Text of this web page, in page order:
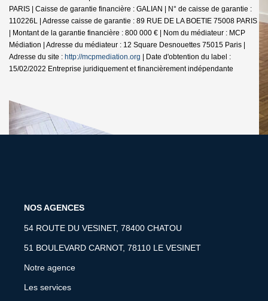
PARIS | Caisse de garantie financière : GALIAN | N° de caisse de garantie :
110226L | Adresse caisse de garantie : 89 RUE DE LA BOETIE 75008 PARIS
| Montant de la garantie financière : 800 000 € | Nom du médiateur : MCP
Médiation | Adresse du médiateur : 12 Square Desnouettes 75015 Paris |
Adresse du site : http://mcpmediation.org | Date d'obtention du label :
15/02/2022 Entreprise juridiquement et financièrement indépendante
NOS AGENCES
54 ROUTE DU VESINET, 78400 CHATOU
51 BOULEVARD CARNOT, 78110 LE VESINET
Notre agence
Les services